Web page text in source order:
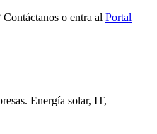
o entra al Portal
Energía solar, IT,